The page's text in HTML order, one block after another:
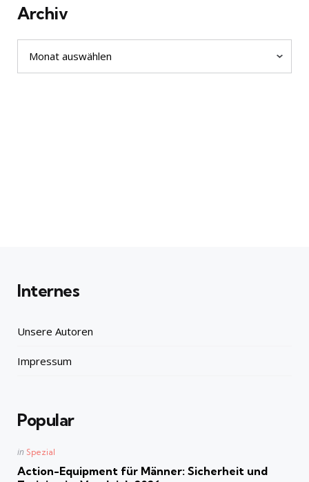
Archiv
Archiv
Internes
Unsere Autoren
Impressum
Popular
Posted
in Spezial
Action-Equipment für Männer: Sicherheit und